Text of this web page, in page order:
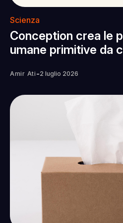
Scienza
Conception crea le
umane primitive da
Amir Ati -2 luglio 2026